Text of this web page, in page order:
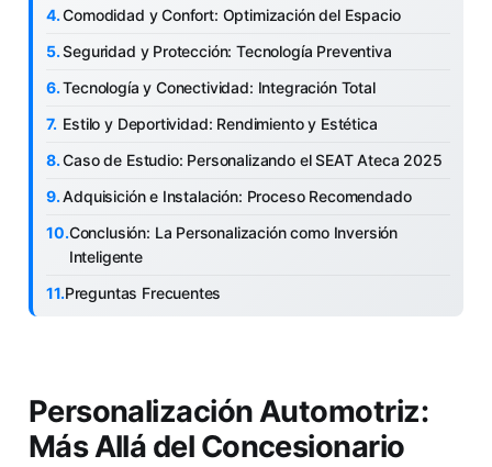
Comodidad y Confort: Optimización del Espacio
Seguridad y Protección: Tecnología Preventiva
Tecnología y Conectividad: Integración Total
Estilo y Deportividad: Rendimiento y Estética
Caso de Estudio: Personalizando el SEAT Ateca 2025
Adquisición e Instalación: Proceso Recomendado
Conclusión: La Personalización como Inversión
Inteligente
Preguntas Frecuentes
Personalización Automotriz:
Más Allá del Concesionario